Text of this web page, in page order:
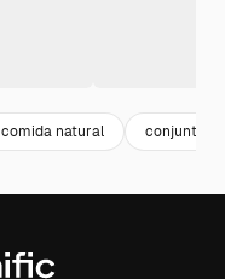
comida natural conjunto